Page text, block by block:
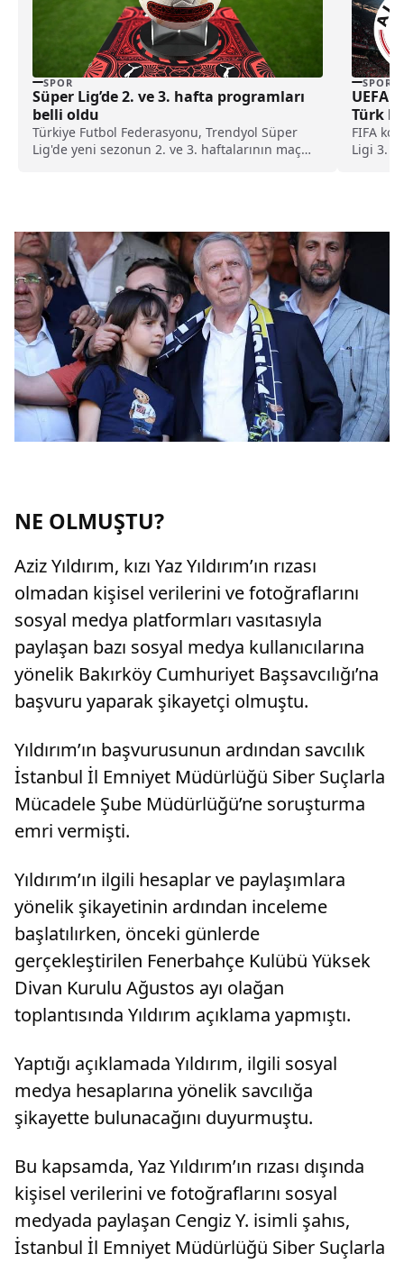
SPOR
Süper Lig’de 2. ve 3. hafta programları
belli oldu
Türkiye Futbol Federasyonu, Trendyol Süper
Lig'de yeni sezonun 2. ve 3. haftalarının maç
SPOR
UEFA
Türk
FIFA
Ligi 3.
NE OLMUŞTU?
Aziz Yıldırım, kızı Yaz Yıldırım’ın rızası
olmadan kişisel verilerini ve fotoğraflarını
sosyal medya platformları vasıtasıyla
paylaşan bazı sosyal medya kullanıcılarına
yönelik Bakırköy Cumhuriyet Başsavcılığı’na
başvuru yaparak şikayetçi olmuştu.
Yıldırım’ın başvurusunun ardından savcılık
İstanbul İl Emniyet Müdürlüğü Siber Suçlarla
Mücadele Şube Müdürlüğü’ne soruşturma
emri vermişti.
Yıldırım’ın ilgili hesaplar ve paylaşımlara
yönelik şikayetinin ardından inceleme
başlatılırken, önceki günlerde
gerçekleştirilen Fenerbahçe Kulübü Yüksek
Divan Kurulu Ağustos ayı olağan
toplantısında Yıldırım açıklama yapmıştı.
Yaptığı açıklamada Yıldırım, ilgili sosyal
medya hesaplarına yönelik savcılığa
şikayette bulunacağını duyurmuştu.
Bu kapsamda, Yaz Yıldırım’ın rızası dışında
kişisel verilerini ve fotoğraflarını sosyal
medyada paylaşan Cengiz Y. isimli şahıs,
İstanbul İl Emniyet Müdürlüğü Siber Suçlarla